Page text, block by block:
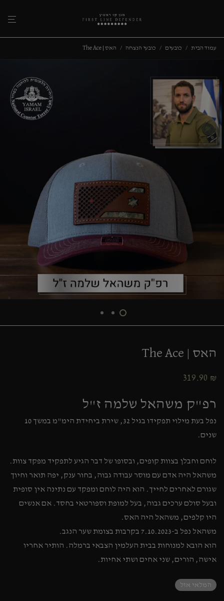
עמוד הבית / כובעים / כובעי הנצחה / האס | The Ace
האס | The Ace
319.90 ₪
רפ"ק משהאל שלמה ז"ל
נפל בעת מילוי תפקידו בגיל 32, שירת ביחידת הימ"מ במשך 10
שנים.
לוחם וחבלן בצוות קופים, ובסופו של דבר הגיע לתפקיד מפקד צוות.
משהאל היה אדם עם מוסר עבודה גבוה, בחור ענק, יפה תואר וחיוך
שגורם לאחרים לחייך. הוא היה לוחם ומפקד עם נתינה אין סופית
ובעל סולם ערכים גבוה, בעל למופת וספורטאי בחסד. אם אנשים
היו קלפים, משהאל היה האס.
משהאל נפל ב-7.10.2023 בקרבות בצומת שער הנגב.
הוא הובא למנוחות בבית העלמין הצבאי ברמלה. הותיר אחריו
אישה, הורים, שני אחים ושתי אחיות.
המלאי אזל